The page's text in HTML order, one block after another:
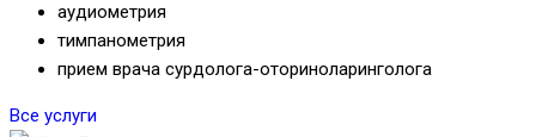
аудиометрия
тимпанометрия
прием врача сурдолога-оториноларинголога
Все услуги